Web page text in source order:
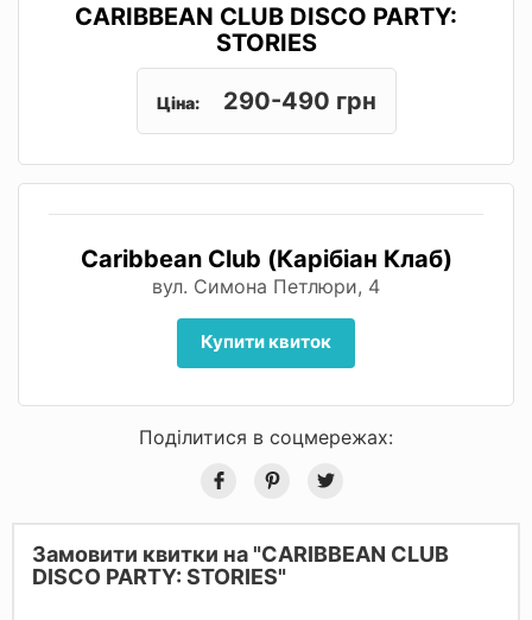
CARIBBEAN CLUB DISCO PARTY:
STORIES
Ціна: 290-490 грн
Caribbean Club (Карібіан Клаб)
вул. Симона Петлюри, 4
Купити квиток
Поділитися в соцмережах:
Замовити квитки на "CARIBBEAN CLUB
DISCO PARTY: STORIES"